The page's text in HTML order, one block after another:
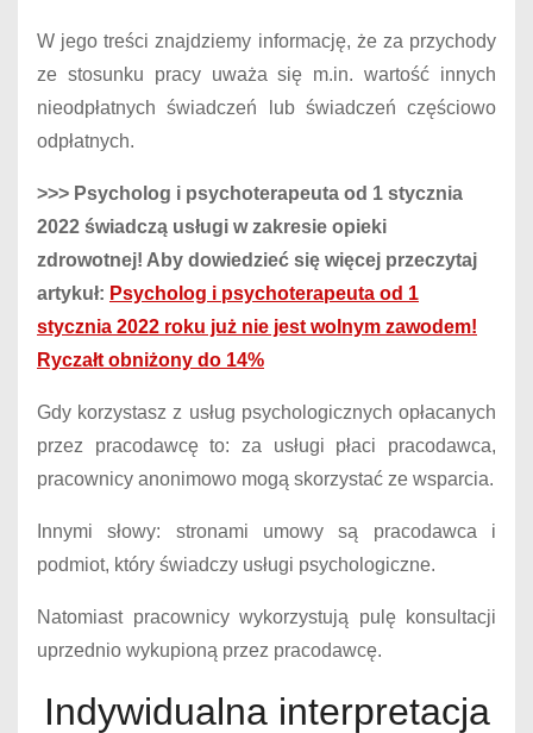
W jego treści znajdziemy informację, że za przychody
ze stosunku pracy uważa się m.in. wartość innych
nieodpłatnych świadczeń lub świadczeń częściowo
odpłatnych.
>>> Psycholog i psychoterapeuta od 1 stycznia
2022 świadczą usługi w zakresie opieki
zdrowotnej! Aby dowiedzieć się więcej przeczytaj
artykuł: Psycholog i psychoterapeuta od 1
stycznia 2022 roku już nie jest wolnym zawodem!
Ryczałt obniżony do 14%
Gdy korzystasz z usług psychologicznych opłacanych
przez pracodawcę to: za usługi płaci pracodawca,
pracownicy anonimowo mogą skorzystać ze wsparcia.
Innymi słowy: stronami umowy są pracodawca i
podmiot, który świadczy usługi psychologiczne.
Natomiast pracownicy wykorzystują pulę konsultacji
uprzednio wykupioną przez pracodawcę.
Indywidualna interpretacja